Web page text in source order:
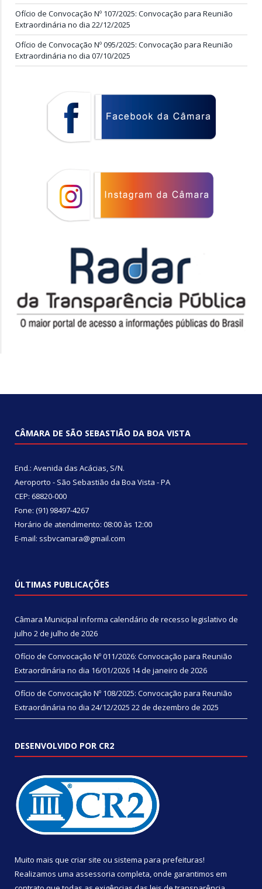
Ofício de Convocação Nº 107/2025: Convocação para Reunião
Extraordinária no dia 22/12/2025
Ofício de Convocação Nº 095/2025: Convocação para Reunião
Extraordinária no dia 07/10/2025
CÂMARA DE SÃO SEBASTIÃO DA BOA VISTA
End.: Avenida das Acácias, S/N.
Aeroporto - São Sebastião da Boa Vista - PA
CEP: 68820-000
Fone: (91) 98497-4267
Horário de atendimento: 08:00 às 12:00
E-mail: ssbvcamara@gmail.com
ÚLTIMAS PUBLICAÇÕES
Câmara Municipal informa calendário de recesso legislativo de
julho 2 de julho de 2026
Ofício de Convocação Nº 011/2026: Convocação para Reunião
Extraordinária no dia 16/01/2026 14 de janeiro de 2026
Ofício de Convocação Nº 108/2025: Convocação para Reunião
Extraordinária no dia 24/12/2025 22 de dezembro de 2025
DESENVOLVIDO POR CR2
Muito mais que criar site ou sistema para prefeituras!
Realizamos uma assessoria completa, onde garantimos em